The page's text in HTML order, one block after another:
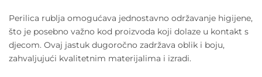
Perilica rublja omogućava jednostavno održavanje higijene,
što je posebno važno kod proizvoda koji dolaze u kontakt s
djecom. Ovaj jastuk dugoročno zadržava oblik i boju,
zahvaljujući kvalitetnim materijalima i izradi.